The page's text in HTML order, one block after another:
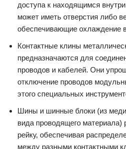
доступа к находящимся
может иметь отверстия либо
обеспечивающие охлаждение
Контактные клины
предназначаются для
проводов и кабелей. Они
отключение проводов
этого специальных
Шины и шинные блоки (из
вида проводящего
рейку, обеспечивая
между разными контактными